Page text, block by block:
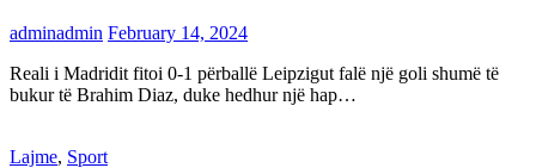
adminadmin February 14, 2024
Reali i Madridit fitoi 0-1 përballë Leipzigut falë një goli shumë të
bukur të Brahim Diaz, duke hedhur një hap…
Lajme, Sport